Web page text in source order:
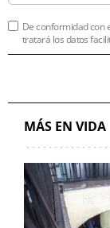
De conformidad con
tratará los datos
MÁS EN VIDA